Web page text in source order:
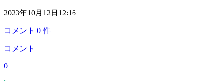
2023年10月12日12:16
コメント 0 件
コメント
0